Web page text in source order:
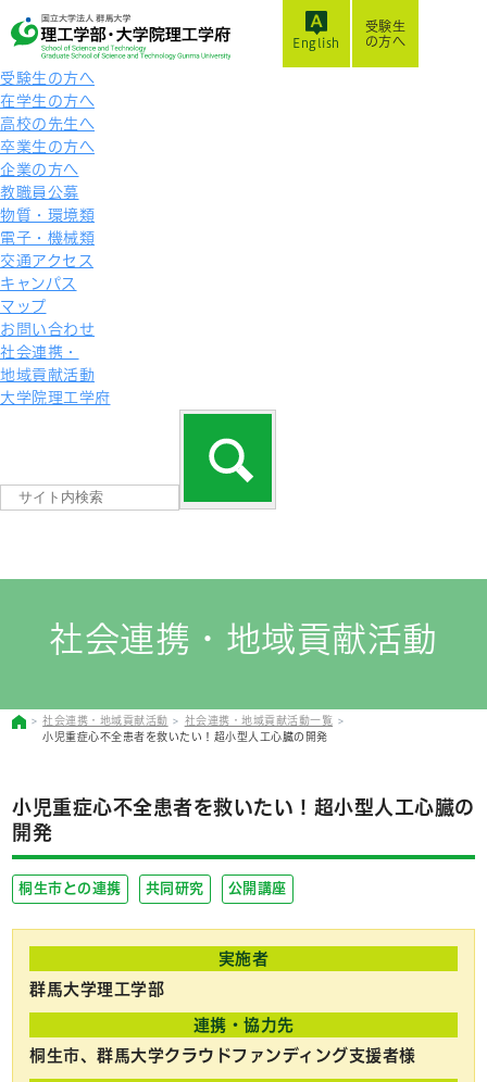
受験生
の方へ
受験生の方へ
在学生の方へ
高校の先生へ
卒業生の方へ
企業の方へ
教職員公募
物質・環境類
電子・機械類
交通アクセス
キャンパス
マップ
お問い合わせ
社会連携・
地域貢献活動
大学院理工学府
English
社会連携・地域貢献活動
社会連携・地域貢献活動
社会連携・地域貢献活動一覧
小児重症心不全患者を救いたい！超小型人工心臓の開発
小児重症心不全患者を救いたい！超小型人工心臓の
開発
桐生市との連携 共同研究 公開講座
実施者
群馬大学理工学部
連携・協力先
桐生市、群馬大学クラウドファンディング支援者様